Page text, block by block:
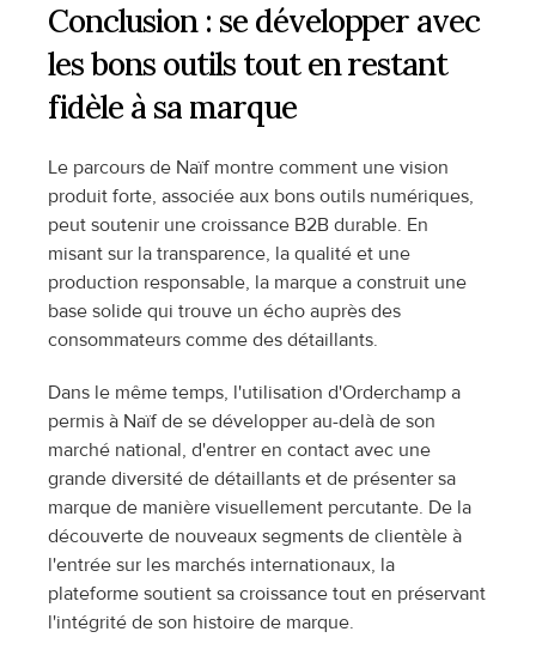
Conclusion : se développer avec
les bons outils tout en restant
fidèle à sa marque
Le parcours de Naïf montre comment une vision
produit forte, associée aux bons outils numériques,
peut soutenir une croissance B2B durable. En
misant sur la transparence, la qualité et une
production responsable, la marque a construit une
base solide qui trouve un écho auprès des
consommateurs comme des détaillants.
Dans le même temps, l'utilisation d'Orderchamp a
permis à Naïf de se développer au-delà de son
marché national, d'entrer en contact avec une
grande diversité de détaillants et de présenter sa
marque de manière visuellement percutante. De la
découverte de nouveaux segments de clientèle à
l'entrée sur les marchés internationaux, la
plateforme soutient sa croissance tout en préservant
l'intégrité de son histoire de marque.